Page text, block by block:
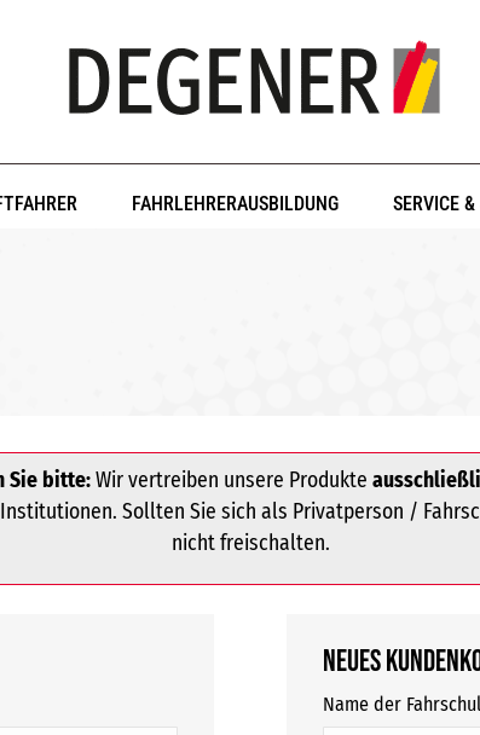
FAHRLEHRERAUSBILDUNG SERVICE
Sie bitte:Wir vertreiben unsere Produkte
Sollten Sie sich als Privatperson /
nicht freischalten.
Neues
Name der